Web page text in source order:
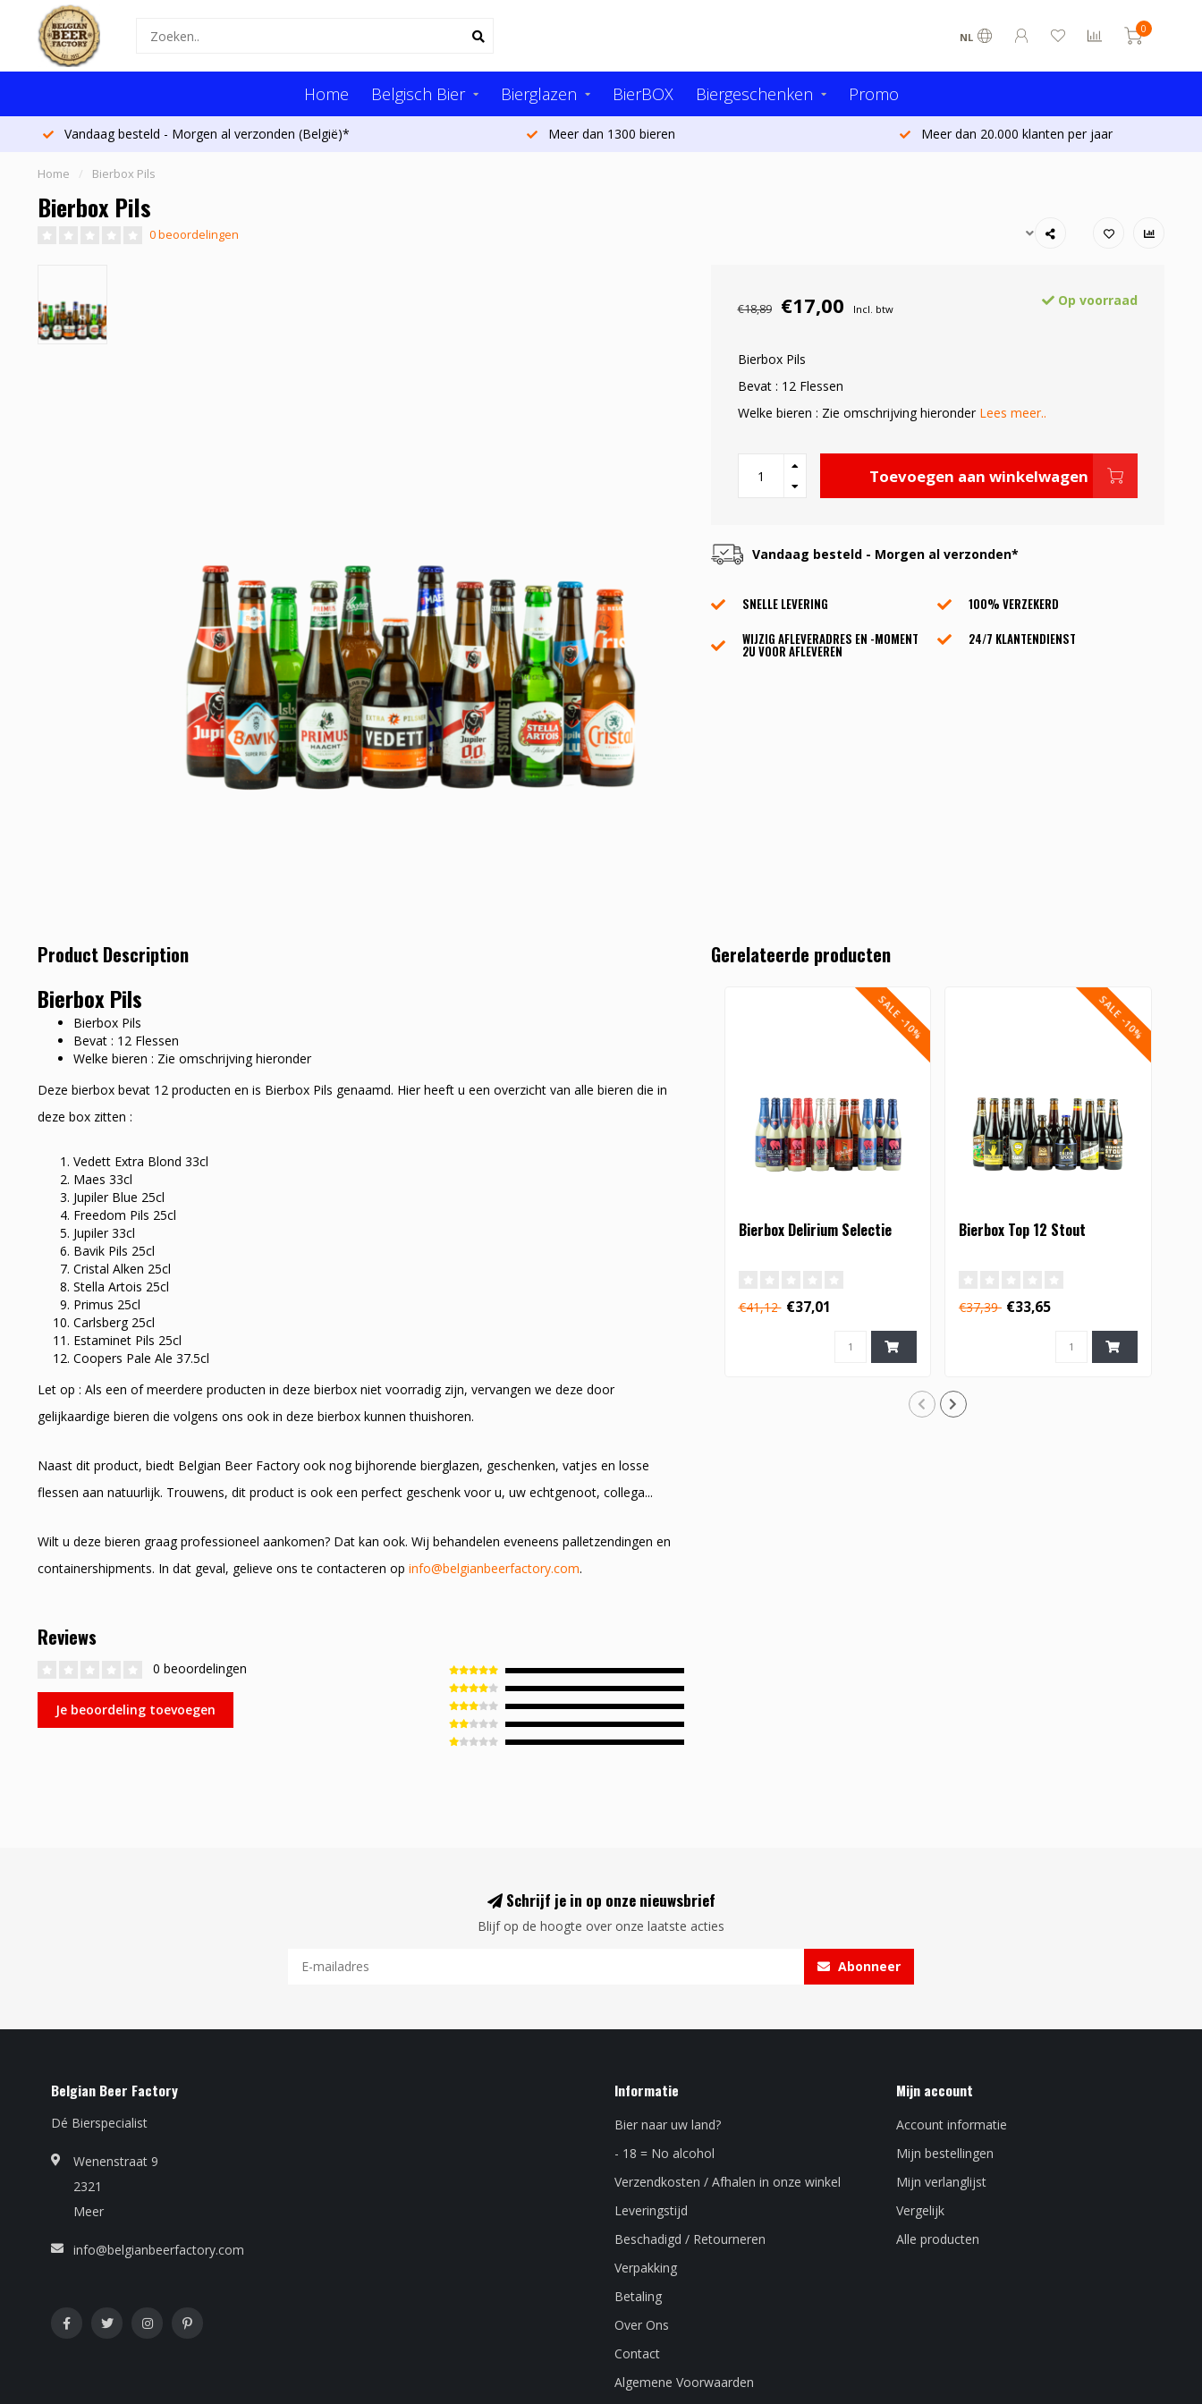
NL
0
Home Belgisch Bier Bierglazen BierBOX Biergeschenken Promo
Vandaag besteld - Morgen al verzonden (België)* Meer dan 1300 bieren Meer dan 20.000 klanten per jaar
Home / Bierbox Pils
Bierbox Pils
0 beoordelingen
€18,89 €17,00 Incl. btw
Op voorraad
Bierbox Pils
Bevat : 12 Flessen
Welke bieren : Zie omschrijving hieronder Lees meer..
Toevoegen aan winkelwagen
Vandaag besteld - Morgen al verzonden*
SNELLE LEVERING
100% VERZEKERD
WIJZIG AFLEVERADRES EN -MOMENT
2U VOOR AFLEVEREN
24/7 KLANTENDIENST
Product Description
Bierbox Pils
Bierbox Pils
Bevat : 12 Flessen
Welke bieren : Zie omschrijving hieronder
Deze bierbox bevat 12 producten en is Bierbox Pils genaamd. Hier heeft u een overzicht van alle bieren die in
deze box zitten :
Vedett Extra Blond 33cl
Maes 33cl
Jupiler Blue 25cl
Freedom Pils 25cl
Jupiler 33cl
Bavik Pils 25cl
Cristal Alken 25cl
Stella Artois 25cl
Primus 25cl
Carlsberg 25cl
Estaminet Pils 25cl
Coopers Pale Ale 37.5cl
Let op : Als een of meerdere producten in deze bierbox niet voorradig zijn, vervangen we deze door
gelijkaardige bieren die volgens ons ook in deze bierbox kunnen thuishoren.
Naast dit product, biedt Belgian Beer Factory ook nog bijhorende bierglazen, geschenken, vatjes en losse
flessen aan natuurlijk. Trouwens, dit product is ook een perfect geschenk voor u, uw echtgenoot, collega...
Wilt u deze bieren graag professioneel aankomen? Dat kan ook. Wij behandelen eveneens palletzendingen en
containershipments. In dat geval, gelieve ons te contacteren op info@belgianbeerfactory.com.
Reviews
0 beoordelingen
Je beoordeling toevoegen
Gerelateerde producten
SALE -10%
Bierbox Delirium Selectie
€41,12 €37,01
SALE -10%
Bierbox Top 12 Stout
€37,39 €33,65
Schrijf je in op onze nieuwsbrief
Blijf op de hoogte over onze laatste acties
Abonneer
Belgian Beer Factory
Dé Bierspecialist
Wenenstraat 9
2321
Meer
info@belgianbeerfactory.com
Informatie
Bier naar uw land?
- 18 = No alcohol
Verzendkosten / Afhalen in onze winkel
Leveringstijd
Beschadigd / Retourneren
Verpakking
Betaling
Over Ons
Contact
Algemene Voorwaarden
Mijn account
Account informatie
Mijn bestellingen
Mijn verlanglijst
Vergelijk
Alle producten